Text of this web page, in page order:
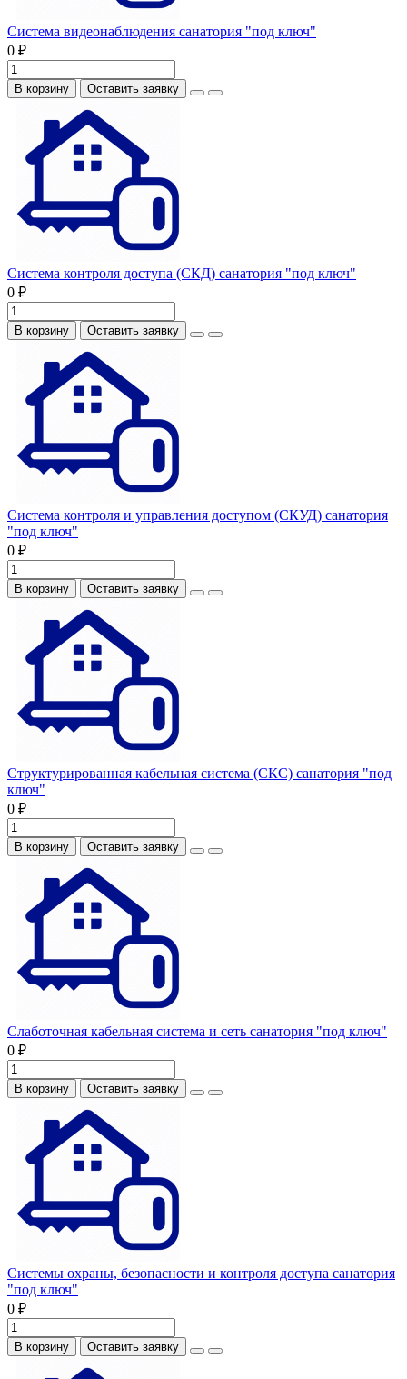
Система видеонаблюдения санатория "под ключ"
0 ₽
В корзину Оставить заявку
Система контроля доступа (СКД) санатория "под ключ"
0 ₽
В корзину Оставить заявку
Система контроля и управления доступом (СКУД) санатория
"под ключ"
0 ₽
В корзину Оставить заявку
Структурированная кабельная система (СКС) санатория "под
ключ"
0 ₽
В корзину Оставить заявку
Слаботочная кабельная система и сеть санатория "под ключ"
0 ₽
В корзину Оставить заявку
Системы охраны, безопасности и контроля доступа санатория
"под ключ"
0 ₽
В корзину Оставить заявку